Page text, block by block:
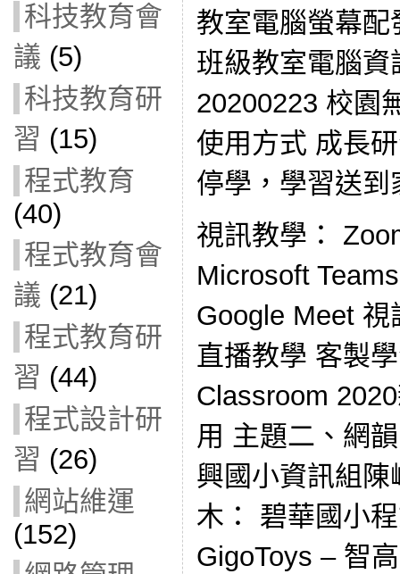
科技教育會
議 (5)
科技教育研
習 (15)
程式教育
(40)
程式教育會
議 (21)
程式教育研
習 (44)
程式設計研
習 (26)
網站維運
(152)
教室電腦螢幕
班級教室電腦
20200223 校園
使用方式 成長
停學，學習送
視訊教學：
Microsoft
Google Meet
直播教學 客製
Classroom
用 主題二、網
興國小資訊組
木： 碧華國小
GigoToys – 智